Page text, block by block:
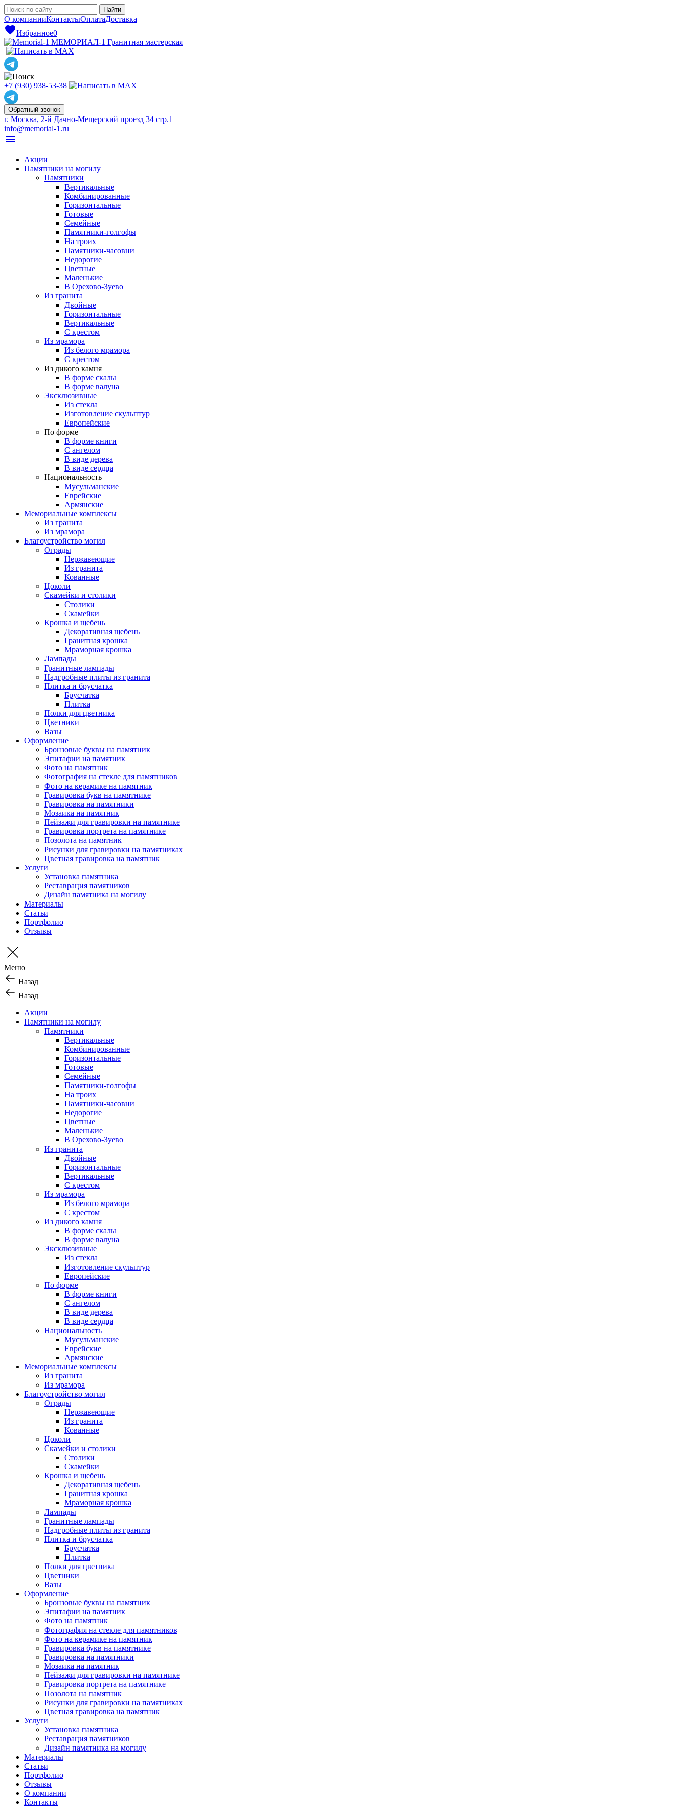
О компанииКонтактыОплатаДоставка
favoriteИзбранное0
МЕМОРИАЛ-1 Гранитная мастерская
+7 (930) 938-53-38
Обратный звонок
г. Москва, 2-й Дачно-Мещерский проезд 34 стр.1
info@memorial-1.ru
menu
Акции
Памятники на могилу
Памятники
Вертикальные
Комбинированные
Горизонтальные
Готовые
Семейные
Памятники-голгофы
На троих
Памятники-часовни
Недорогие
Цветные
Маленькие
В Орехово-Зуево
Из гранита
Двойные
Горизонтальные
Вертикальные
С крестом
Из мрамора
Из белого мрамора
С крестом
Из дикого камня
В форме скалы
В форме валуна
Эксклюзивные
Из стекла
Изготовление скульптур
Европейские
По форме
В форме книги
С ангелом
В виде дерева
В виде сердца
Национальность
Мусульманские
Еврейские
Армянские
Мемориальные комплексы
Из гранита
Из мрамора
Благоустройство могил
Ограды
Нержавеющие
Из гранита
Кованные
Цоколи
Скамейки и столики
Столики
Скамейки
Крошка и щебень
Декоративная щебень
Гранитная крошка
Мраморная крошка
Лампады
Гранитные лампады
Надгробные плиты из гранита
Плитка и брусчатка
Брусчатка
Плитка
Полки для цветника
Цветники
Вазы
Оформление
Бронзовые буквы на памятник
Эпитафии на памятник
Фото на памятник
Фотография на стекле для памятников
Фото на керамике на памятник
Гравировка букв на памятнике
Гравировка на памятники
Мозаика на памятник
Пейзажи для гравировки на памятнике
Гравировка портрета на памятнике
Позолота на памятник
Рисунки для гравировки на памятниках
Цветная гравировка на памятник
Услуги
Установка памятника
Реставрация памятников
Дизайн памятника на могилу
Материалы
Статьи
Портфолио
Отзывы
Меню
Назад
Назад
Акции
Памятники на могилу
Памятники
Вертикальные
Комбинированные
Горизонтальные
Готовые
Семейные
Памятники-голгофы
На троих
Памятники-часовни
Недорогие
Цветные
Маленькие
В Орехово-Зуево
Из гранита
Двойные
Горизонтальные
Вертикальные
С крестом
Из мрамора
Из белого мрамора
С крестом
Из дикого камня
В форме скалы
В форме валуна
Эксклюзивные
Из стекла
Изготовление скульптур
Европейские
По форме
В форме книги
С ангелом
В виде дерева
В виде сердца
Национальность
Мусульманские
Еврейские
Армянские
Мемориальные комплексы
Из гранита
Из мрамора
Благоустройство могил
Ограды
Нержавеющие
Из гранита
Кованные
Цоколи
Скамейки и столики
Столики
Скамейки
Крошка и щебень
Декоративная щебень
Гранитная крошка
Мраморная крошка
Лампады
Гранитные лампады
Надгробные плиты из гранита
Плитка и брусчатка
Брусчатка
Плитка
Полки для цветника
Цветники
Вазы
Оформление
Бронзовые буквы на памятник
Эпитафии на памятник
Фото на памятник
Фотография на стекле для памятников
Фото на керамике на памятник
Гравировка букв на памятнике
Гравировка на памятники
Мозаика на памятник
Пейзажи для гравировки на памятнике
Гравировка портрета на памятнике
Позолота на памятник
Рисунки для гравировки на памятниках
Цветная гравировка на памятник
Услуги
Установка памятника
Реставрация памятников
Дизайн памятника на могилу
Материалы
Статьи
Портфолио
Отзывы
О компании
Контакты